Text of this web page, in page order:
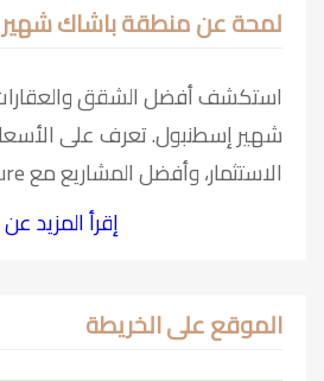
لمحة عن منطقة باشاك شهير
استكشف أفضل الشقق
شهير إسطنبول. تعرف على
الاستثمار، وأفضل المشاريع مع Luxury Signature.
إقرأ المزيد
الموقع على الخريطة